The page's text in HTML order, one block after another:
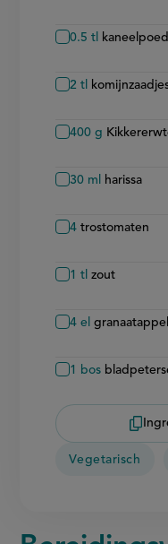
0.5 tl
2 tl
400 g
30 ml harissa
4 trostomaten
1 tl zout
4 el
1 bos
Vegetarisch